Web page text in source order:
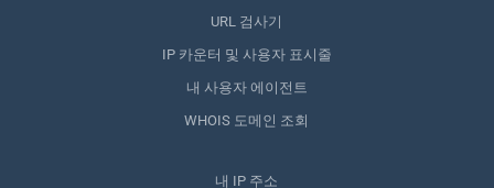
URL 검사기
IP 카운터 및 사용자 표시줄
내 사용자 에이전트
WHOIS 도메인 조회
내 IP 주소